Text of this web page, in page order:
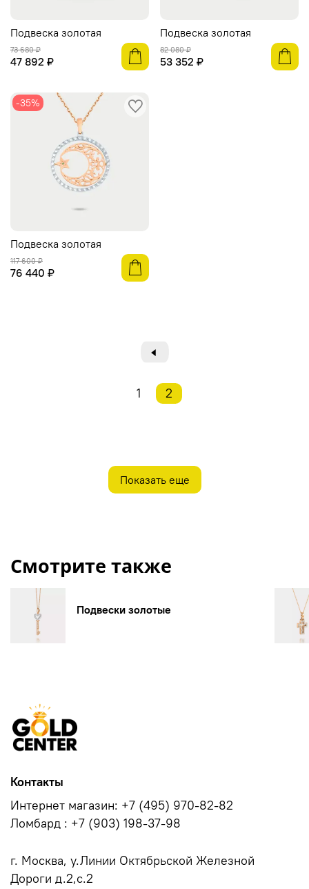
Подвеска золотая
73 680 ₽
47 892 ₽
Подвеска золотая
82 080 ₽
53 352 ₽
-35%
Подвеска золотая
117 600 ₽
76 440 ₽
◄
1 2
Показать еще
Смотрите также
Подвески золотые
Контакты
Интернет магазин: +7 (495) 970-82-82
Ломбард : +7 (903) 198-37-98
г. Москва, у.Линии Октябрьской Железной
Дороги д.2,с.2